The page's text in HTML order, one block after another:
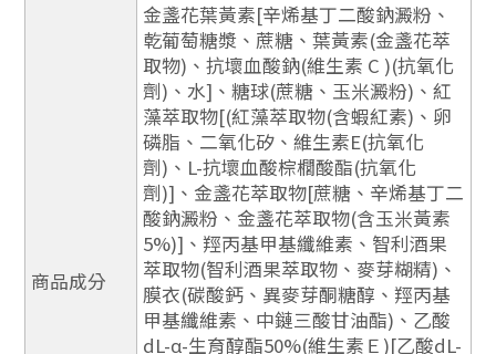
商品成分
金盞花葉黃素[辛烯基丁二酸鈉澱粉、
乾葡萄糖漿、蔗糖、葉黃素(金盞花萃
取物)、抗壞血酸鈉(維生素 C )(抗氧化
劑)、水]、糖球(蔗糖、玉米澱粉)、紅
藻萃取物[(紅藻萃取物(含蝦紅素)、卵
磷脂、二氧化矽、維生素E(抗氧化
劑)、L-抗壞血酸棕櫚酸酯(抗氧化
劑)]、金盞花萃取物[蔗糖、辛烯基丁二
酸鈉澱粉、金盞花萃取物(含玉米黃素
5%)]、羥丙基甲基纖維素、智利酒果
萃取物(智利酒果萃取物、麥芽糊精)、
膜衣(碳酸鈣、異麥芽酮糖醇、羥丙基
甲基纖維素、中鏈三酸甘油酯)、乙酸
dL-α-生育醇酯50%(維生素Ｅ)[乙酸dL-